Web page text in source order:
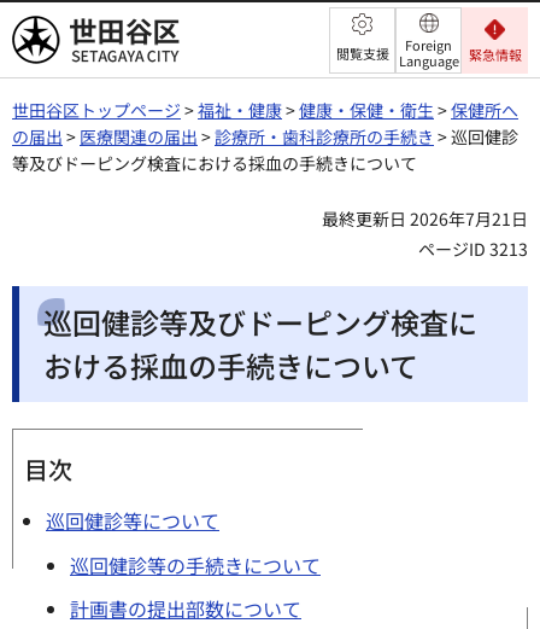
世田谷区 閲覧支援
Foreign
Language 緊急情報
世田谷区トップページ >福祉・健康>健康・保健・衛生 >保健所へ
の届出 > 医療関連の届出 >診療所・歯科診療所の手続き > 巡回健診
等及びドーピング検査における採血の手続きについて
最終更新日 2026年7月21日
ページID 3213
巡回健診等及びドーピング検査に
おける採血の手続きについて
目次
巡回健診等について
巡回健診等の手続きについて
計画書の提出部数について